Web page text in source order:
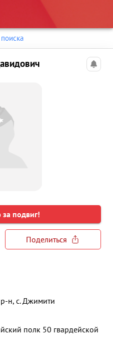
подвиг!
Поделиться
р-н, с. Джимити
полк 50 гвардейской